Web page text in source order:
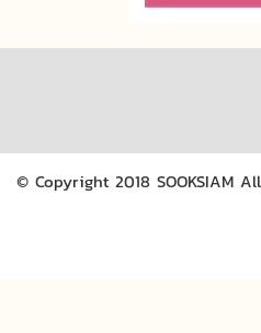
© Copyright 2018 SOOKSIAM